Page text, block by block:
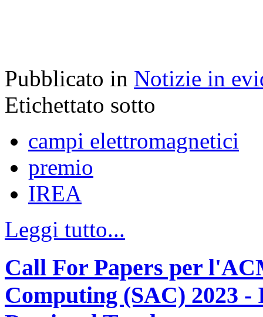
Pubblicato in Notizie in
Etichettato sotto
campi elettromagnetici
premio
IREA
Leggi tutto...
Call For Papers per
Computing (SAC) 2023